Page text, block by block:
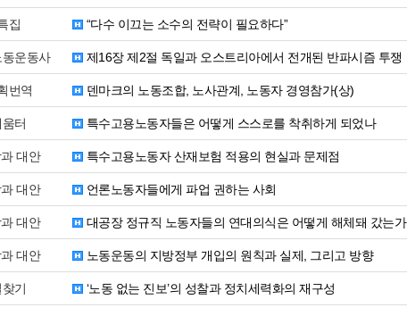
집 “다수 이끄는 소수의 전략이 필요하다”
운동사 제16장 제2절 독일과 오스트리아에서 전개된 반파시즘 투쟁
번역 덴마크의 노동조합, 노사관계, 노동자 경영참가(상)
터 특수고용노동자들은 어떻게 스스로를 착취하게 되었나
대안 특수고용노동자 산재보험 적용의 현실과 문제점
대안 언론노동자들에게 파업 권하는 사회
대안 대공장 정규직 노동자들의 연대의식은 어떻게 해체돼 갔는가
대안 노동운동의 지방정부 개입의 원칙과 실제, 그리고 방향
찾기 ‘노동 없는 진보’의 성찰과 정치세력화의 재구성